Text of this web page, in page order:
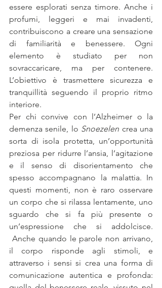
essere esplorati senza timore. Anche i
profumi, leggeri e mai invadenti,
contribuiscono a creare una sensazione
di familiarità e benessere. Ogni
elemento è studiato per non
sovraccaricare, ma per contenere.
L’obiettivo è trasmettere sicurezza e
tranquillità seguendo il proprio ritmo
interiore.
Per chi convive con l’Alzheimer o la
demenza senile, lo Snoezelen crea una
sorta di isola protetta, un’opportunità
preziosa per ridurre l’ansia, l’agitazione
e il senso di disorientamento che
spesso accompagnano la malattia. In
questi momenti, non è raro osservare
un corpo che si rilassa lentamente, uno
sguardo che si fa più presente o
un’espressione che si addolcisce.
Anche quando le parole non arrivano,
il corpo risponde agli stimoli, e
attraverso i sensi si crea una forma di
comunicazione autentica e profonda: